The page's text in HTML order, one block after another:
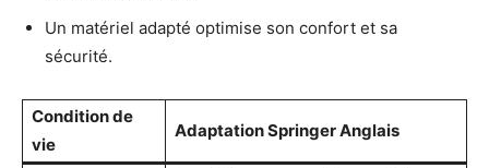
Un matériel adapté optimise son confort et sa
sécurité.
Condition de
vie
Adaptation Springer Anglais